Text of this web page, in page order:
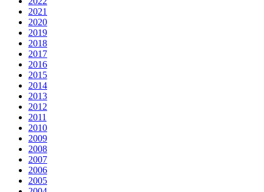
2021
2020
2019
2018
2017
2016
2015
2014
2013
2012
2011
2010
2009
2008
2007
2006
2005